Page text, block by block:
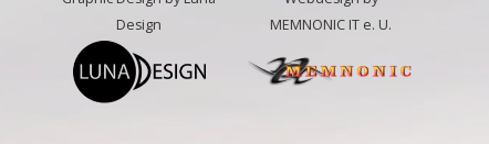
Design
MEMNONIC IT e. U.